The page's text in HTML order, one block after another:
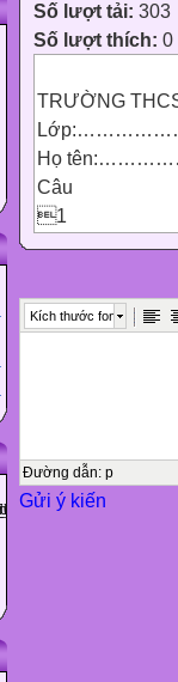
Số lượt tải: 303
Số lượt thích: 0
TRƯỜNG
Họ
Câu
1
2
4
5


Kích thước font
Đường dẫn: p
Gửi ý kiến